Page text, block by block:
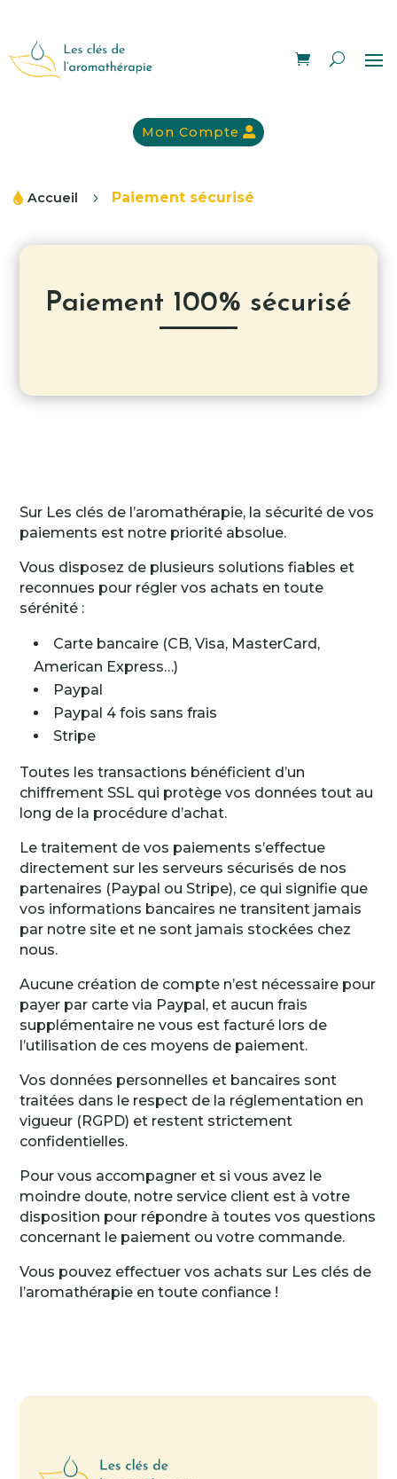
Mon Compte
 Accueil 5 Paiement sécurisé
Paiement 100% sécurisé
Sur Les clés de l’aromathérapie, la sécurité de vos
paiements est notre priorité absolue.
Vous disposez de plusieurs solutions fiables et
reconnues pour régler vos achats en toute
sérénité :
Carte bancaire (CB, Visa, MasterCard,
American Express…)
Paypal
Paypal 4 fois sans frais
Stripe
Toutes les transactions bénéficient d’un
chiffrement SSL qui protège vos données tout au
long de la procédure d’achat.
Le traitement de vos paiements s’effectue
directement sur les serveurs sécurisés de nos
partenaires (Paypal ou Stripe), ce qui signifie que
vos informations bancaires ne transitent jamais
par notre site et ne sont jamais stockées chez
nous.
Aucune création de compte n’est nécessaire pour
payer par carte via Paypal, et aucun frais
supplémentaire ne vous est facturé lors de
l’utilisation de ces moyens de paiement.
Vos données personnelles et bancaires sont
traitées dans le respect de la réglementation en
vigueur (RGPD) et restent strictement
confidentielles.
Pour vous accompagner et si vous avez le
moindre doute, notre service client est à votre
disposition pour répondre à toutes vos questions
concernant le paiement ou votre commande.
Vous pouvez effectuer vos achats sur Les clés de
l’aromathérapie en toute confiance !